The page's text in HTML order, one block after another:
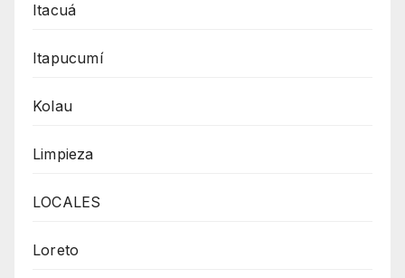
Itacuá
Itapucumí
Kolau
Limpieza
LOCALES
Loreto